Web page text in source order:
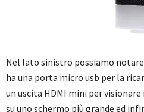
Nel lato sinistro possiamo
ha una porta micro usb per la
un uscita HDMI mini per
su uno schermo più grande ed